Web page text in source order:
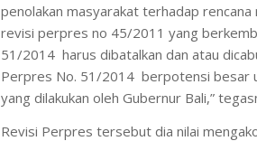
penolakan masyarakat terhadap
revisi perpres no 45/2011 yang
51/2014 harus dibatalkan dan atau
Perpres No. 51/2014 berpotensi besar
yang dilakukan oleh Gubernur Bali,”
Revisi Perpres tersebut dia nilai